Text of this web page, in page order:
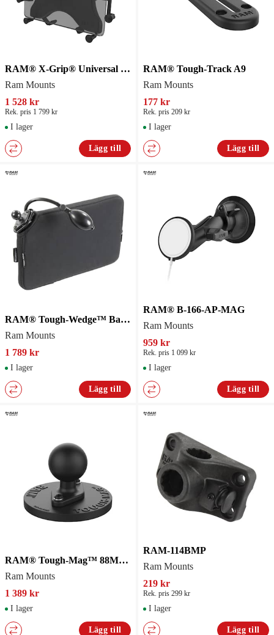
RAM® X-Grip® Universal Holder for 9"-10" Tablets
Ram Mounts
1 528 kr
Rek. pris 1 799 kr
I lager
Lägg till
RAM® Tough-Track A9
Ram Mounts
177 kr
Rek. pris 209 kr
I lager
Lägg till
RAM® Tough-Wedge™ Base with Ball and Expansion Pouch
Ram Mounts
1 789 kr
I lager
Lägg till
RAM® B-166-AP-MAG
Ram Mounts
959 kr
Rek. pris 1 099 kr
I lager
Lägg till
RAM® Tough-Mag™ 88MM Diameter Diamond Ball Base - C Size
Ram Mounts
1 389 kr
I lager
Lägg till
RAM-114BMP
Ram Mounts
219 kr
Rek. pris 299 kr
I lager
Lägg till